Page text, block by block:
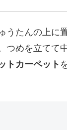
たんの上に
つめを立てて
トカーペット